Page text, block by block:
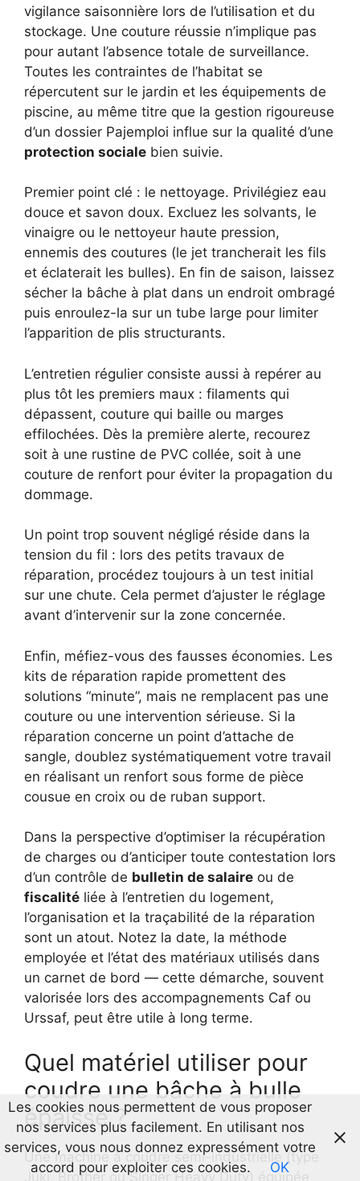
vigilance saisonnière lors de l’utilisation et du
stockage. Une couture réussie n’implique pas
pour autant l’absence totale de surveillance.
Toutes les contraintes de l’habitat se
répercutent sur le jardin et les équipements de
piscine, au même titre que la gestion rigoureuse
d’un dossier Pajemploi influe sur la qualité d’une
protection sociale bien suivie.
Premier point clé : le nettoyage. Privilégiez eau
douce et savon doux. Excluez les solvants, le
vinaigre ou le nettoyeur haute pression,
ennemis des coutures (le jet trancherait les fils
et éclaterait les bulles). En fin de saison, laissez
sécher la bâche à plat dans un endroit ombragé
puis enroulez-la sur un tube large pour limiter
l’apparition de plis structurants.
L’entretien régulier consiste aussi à repérer au
plus tôt les premiers maux : filaments qui
dépassent, couture qui baille ou marges
effilochées. Dès la première alerte, recourez
soit à une rustine de PVC collée, soit à une
couture de renfort pour éviter la propagation du
dommage.
Un point trop souvent négligé réside dans la
tension du fil : lors des petits travaux de
réparation, procédez toujours à un test initial
sur une chute. Cela permet d’ajuster le réglage
avant d’intervenir sur la zone concernée.
Enfin, méfiez-vous des fausses économies. Les
kits de réparation rapide promettent des
solutions “minute”, mais ne remplacent pas une
couture ou une intervention sérieuse. Si la
réparation concerne un point d’attache de
sangle, doublez systématiquement votre travail
en réalisant un renfort sous forme de pièce
cousue en croix ou de ruban support.
Dans la perspective d’optimiser la récupération
de charges ou d’anticiper toute contestation lors
d’un contrôle de bulletin de salaire ou de
fiscalité liée à l’entretien du logement,
l’organisation et la traçabilité de la réparation
sont un atout. Notez la date, la méthode
employée et l’état des matériaux utilisés dans
un carnet de bord — cette démarche, souvent
valorisée lors des accompagnements Caf ou
Urssaf, peut être utile à long terme.
Quel matériel utiliser pour
coudre une bâche à bulle
épaisse ?
Une machine à coudre semi-industrielle (type
Juki, Brother ou Singer Heavy Duty) équipée
Les cookies nous permettent de vous proposer
nos services plus facilement. En utilisant nos
services, vous nous donnez expressément votre
accord pour exploiter ces cookies.
OK